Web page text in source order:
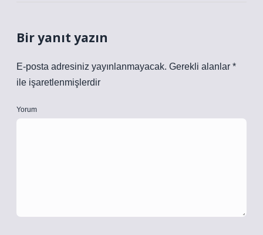
Bir yanıt yazın
E-posta adresiniz yayınlanmayacak. Gerekli alanlar *
ile işaretlenmişlerdir
Yorum